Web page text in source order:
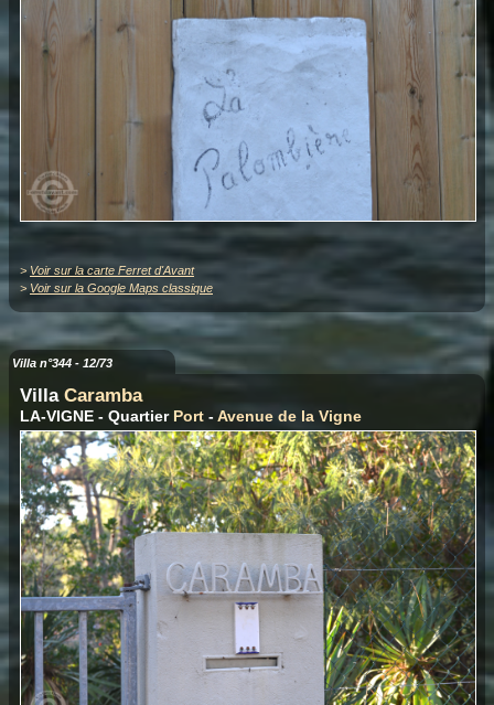
> Voir sur la carte Ferret d'Avant
> Voir sur la Google Maps classique
Villa n°344 - 12/73
Villa Caramba
LA-VIGNE - Quartier Port -Avenue de la Vigne